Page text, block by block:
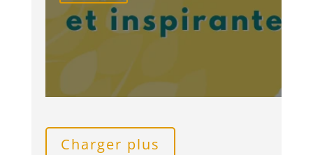
Charger plus